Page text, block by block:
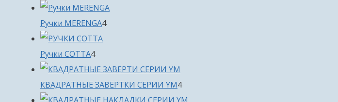
товара
Ручки MERENGA44
Ручки COTTA44
товара
КВАДРАТНЫЕ ЗАВЕРТКИ СЕРИИ YM44
товара